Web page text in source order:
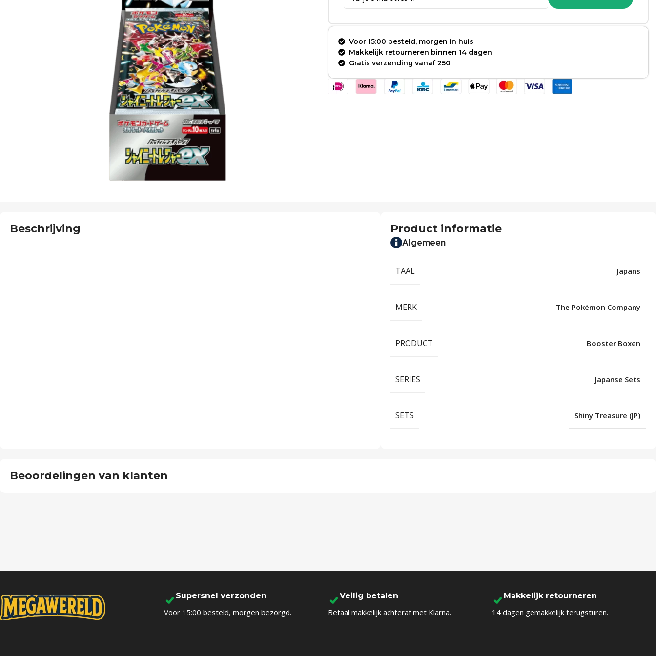
Voor 15:00 besteld, morgen in huis
Makkelijk retourneren binnen 14 dagen
Gratis verzending vanaf 250
Beschrijving Product informatie
Algemeen
TAAL Japans
MERK The Pokémon Company
PRODUCT Booster Boxen
SERIES Japanse Sets
SETS Shiny Treasure (JP)
Beoordelingen van klanten
Supersnel verzonden
Voor 15:00 besteld, morgen bezorgd.
Veilig betalen
Betaal makkelijk achteraf met Klarna.
Makkelijk retourneren
14 dagen gemakkelijk terugsturen.